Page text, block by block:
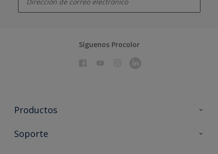
Síguenos Procolor
Productos
Todos los productos
Soporte